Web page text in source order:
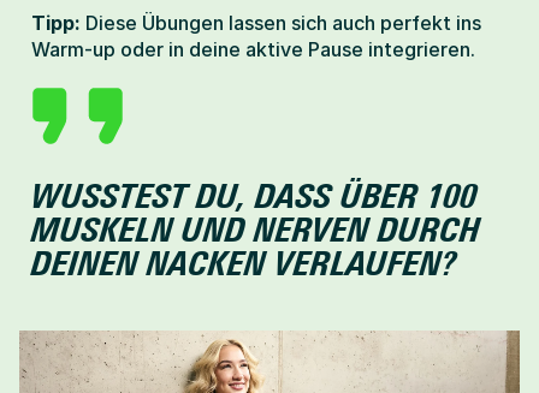
Tipp: Diese Übungen lassen sich auch perfekt ins
Warm-up oder in deine aktive Pause integrieren.
WUSSTEST DU, DASS ÜBER 100
MUSKELN UND NERVEN DURCH
DEINEN NACKEN VERLAUFEN?